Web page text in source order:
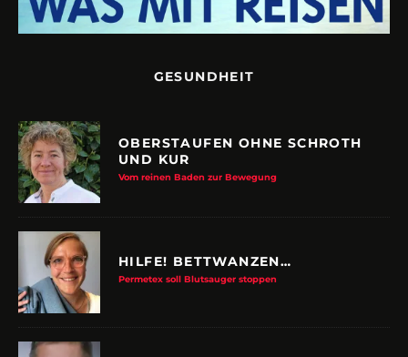
GESUNDHEIT
OBERSTAUFEN OHNE SCHROTH
UND KUR
Vom reinen Baden zur Bewegung
HILFE! BETTWANZEN…
Permetex soll Blutsauger stoppen